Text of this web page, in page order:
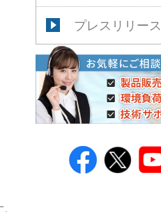
プレスリリース